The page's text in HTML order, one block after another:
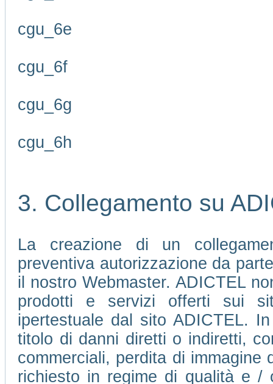
cgu_6e
cgu_6f
cgu_6g
cgu_6h
3. Collegamento su
La creazione di un
preventiva autorizzazione da
il nostro Webmaster. ADICTEL
prodotti e servizi offerti sui
ipertestuale dal sito ADICTEL.
titolo di danni diretti o indiretti,
commerciali, perdita di
richiesto in regime di qualità e /